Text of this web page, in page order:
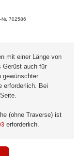
Nr. 702586
mit einer Länge von
Gerüst auch für
gewünschter
erforderlich. Bei
(ohne Traverse) ist
erforderlich.